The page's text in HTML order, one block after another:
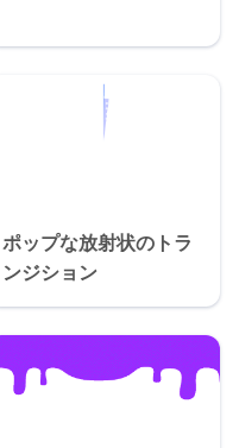
ポップな放射状のトラ
ンジション